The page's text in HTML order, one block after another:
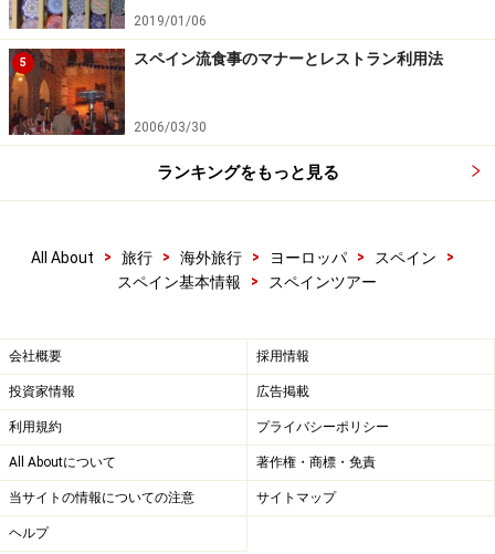
バルセロナのホテル
現地で申し込めるオプショナルツアー
アンダルシア地方のツアーには必ず組み込まれているアルハ
大抵いくつかのオプショナルツアーが提供されます。同
じツアーの顔なじみの人たちで参加できるので、出発、
解散の場所の心配もいりません。
でももし、そのオプショナルツアーが気に入らなかった
り、他に是非とも行ってみたい場所などがある場合は、
現地でも申し込める他のオプショナルツアーに参加して
2019/01/06
5 スペイン流食事のマナーとレストラン利用法
2006/03/30
ランキングをもっと見る
All About > 旅行 > 海外旅行 > ヨーロッパ > スペイン
>
スペイン基本情報
> スペインツアー
会社概要 採用情報
投資家情報 広告掲載
利用規約 プライバシーポリシー
All Aboutについて 著作権・商標・免責
当サイトの情報についての注意 サイトマップ
ヘルプ